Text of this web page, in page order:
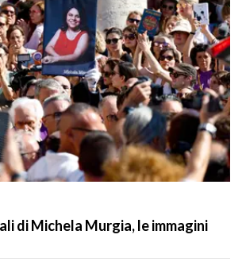
di Michela Murgia, le immagini